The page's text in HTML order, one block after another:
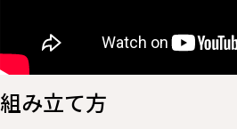
組み立て方